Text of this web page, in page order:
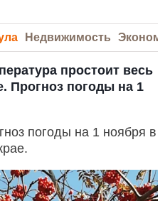
Недвижимость
простоит весь
Прогноз погоды на 1
погоды на 1 ноября в